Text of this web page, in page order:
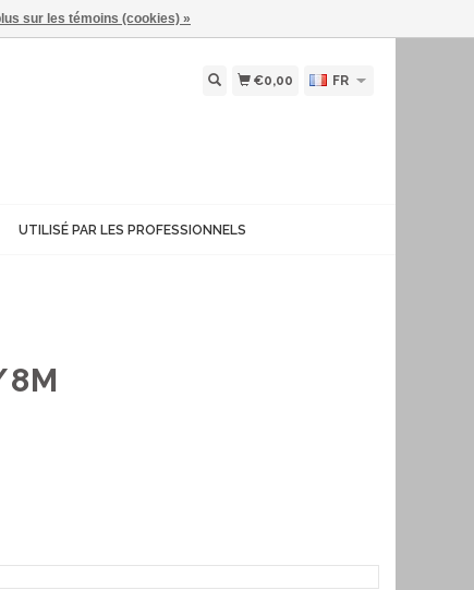
€0,00 FR
UTILISÉ PAR LES PROFESSIONNELS
sur les témoins (cookies) »